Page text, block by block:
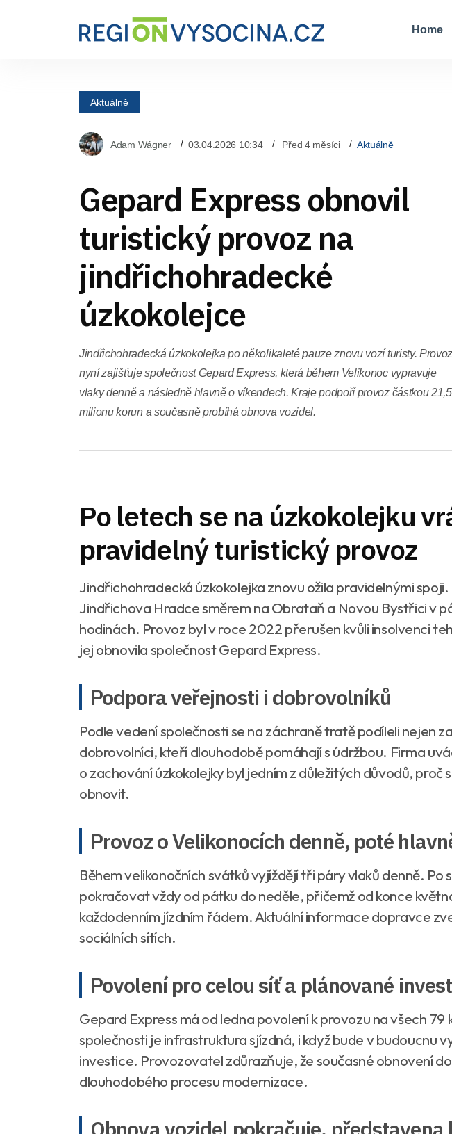
Home
Aktuálně
Adam Wágner 03.04.2026 10:34 Před 4 měsíci Aktuálně
Gepard Express obnovil
turistický provoz na
jindřichohradecké
úzkokolejce
Jindřichohradecká úzkokolejka po několikaleté pauze znovu vozí turisty. Provoz
nyní zajišťuje společnost Gepard Express, která během Velikonoc vypravuje
vlaky denně a následně hlavně o víkendech. Kraje podpoří provoz částkou 21,5
milionu korun a současně probíhá obnova vozidel.
Po letech se na úzkokolejku
pravidelný turistický provoz
Jindřichohradecká úzkokolejka znovu ožila pravidelnými
Jindřichova Hradce směrem na Obrataň a Novou Bystřici v
hodinách. Provoz byl v roce 2022 přerušen kvůli insolvenci
jej obnovila společnost Gepard Express.
Podpora veřejnosti i dobrovolníků
Podle vedení společnosti se na záchraně tratě podíleli nejen
dobrovolníci, kteří dlouhodobě pomáhají s údržbou. Firma
o zachování úzkokolejky byl jedním z důležitých důvodů, proč
obnovit.
Provoz o Velikonocích denně, poté
Během velikonočních svátků vyjíždějí tři páry vlaků denně. Po
pokračovat vždy od pátku do neděle, přičemž od konce
každodenním jízdním řádem. Aktuální informace dopravce
sociálních sítích.
Povolení pro celou síť a plánované
Gepard Express má od ledna povolení k provozu na všech
společnosti je infrastruktura sjízdná, i když bude v budoucnu
investice. Provozovatel zdůrazňuje, že současné obnovení
dlouhodobého procesu modernizace.